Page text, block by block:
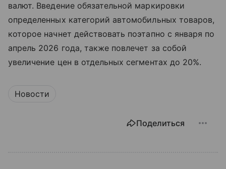
валют. Введение обязательной маркировки
определенных категорий автомобильных товаров,
которое начнет действовать поэтапно с января по
апрель 2026 года, также повлечет за собой
увеличение цен в отдельных сегментах до 20%.
Новости
Поделиться